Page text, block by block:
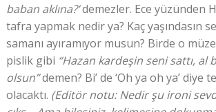
baban aklına?’demezler. Ece yüzünden
tafra yapmak nedir ya? Kaç yaşındasın
samanı ayıramıyor musun? Birde o
pislik gibi “Hazan kardeşin seni sattı, al
olsun”demen? Bi’ de ‘Oh ya oh ya’ diye
olacaktı. (Editör notu: Nedir şu ironi